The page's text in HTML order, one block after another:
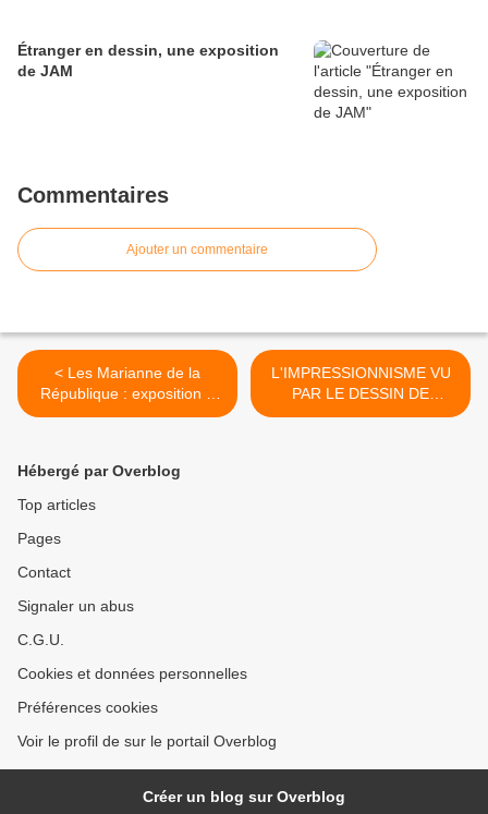
Étranger en dessin, une exposition
de JAM
Commentaires
Ajouter un commentaire
< Les Marianne de la
République : exposition à
Saint Amand Les Eaux (59)
L'IMPRESSIONNISME VU
PAR LE DESSIN DE
PRESSE, exposition
Hébergé par Overblog
Top articles
Pages
Contact
Signaler un abus
C.G.U.
Cookies et données personnelles
Préférences cookies
Voir le profil de sur le portail Overblog
Créer un blog sur Overblog